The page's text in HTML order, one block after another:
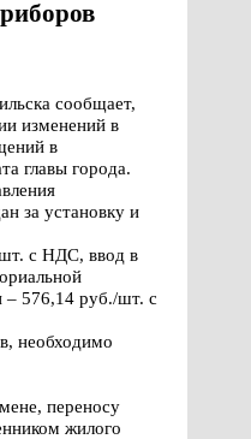
сообщает,
изменений в
в
главы города.
за установку и
шт. с НДС, ввод в
– 576,14 руб./шт. с
необходимо
переносу
жилого